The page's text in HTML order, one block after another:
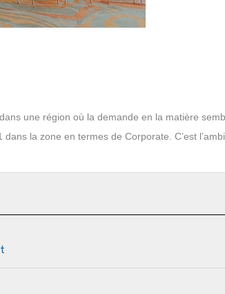
une région où la demande en la matière
la zone en termes de Corporate. C’est